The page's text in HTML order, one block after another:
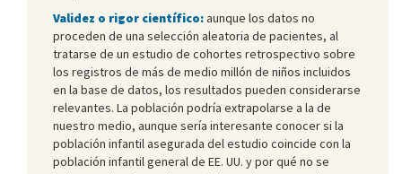
Validez o rigor científico:aunque los datos no
proceden de una selección aleatoria de pacientes, al
tratarse de un estudio de cohortes retrospectivo sobre
los registros de más de medio millón de niños incluidos
en la base de datos, los resultados pueden considerarse
relevantes. La población podría extrapolarse a la de
nuestro medio, aunque sería interesante conocer si la
población infantil asegurada del estudio coincide con la
población infantil general de EE. UU. y por qué no se